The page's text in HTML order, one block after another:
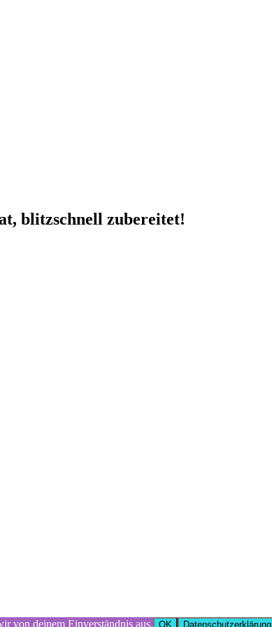
blitzschnell zubereitet!
von deinem Einverständnis aus. OK Datenschutzerklärung